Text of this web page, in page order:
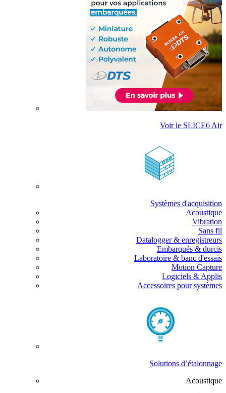
Voir le SLICE6 Air
Systèmes d'acquisition
Acoustique
Vibration
Sans fil
Datalogger & enregistreurs
Embarqués & durcis
Laboratoire & banc d'essais
Motion Capture
Logiciels & Applis
Accessoires pour systèmes
Solutions d’étalonnage
Acoustique